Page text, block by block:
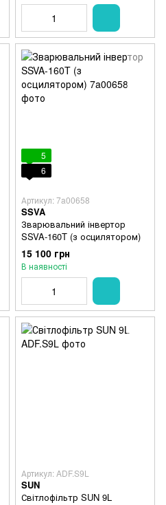
5
6
Артикул: 7a00658
SSVA
Зварювальний інвертор
SSVA-160T (з осцилятором)
15 100 грн
В наявності
Артикул: ADF.S9L
SUN
Світлофільтр SUN 9L